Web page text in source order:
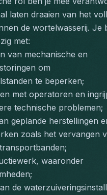
laten draaien van het
de wortelwasserij. Je
met:
van mechanische en
om
te beperken;
met operatoren en
technische problemen;
geplande herstellingen
zoals het vervangen
waaronder
de